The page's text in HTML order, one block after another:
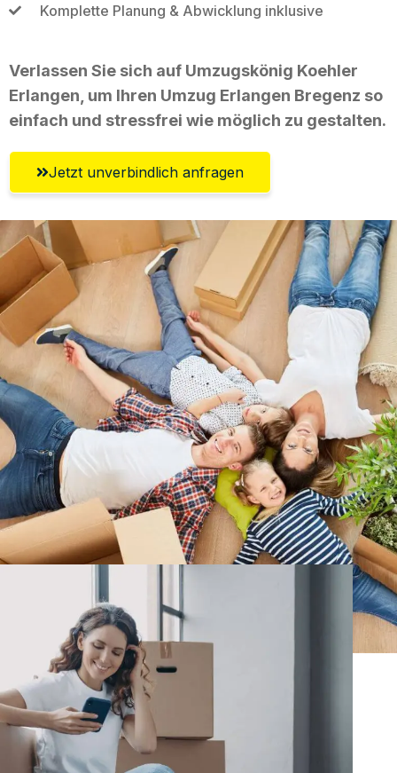
Komplette Planung & Abwicklung inklusive
Verlassen Sie sich auf Umzugskönig Koehler
Erlangen, um Ihren Umzug Erlangen Bregenz so
einfach und stressfrei wie möglich zu gestalten.
Jetzt unverbindlich anfragen